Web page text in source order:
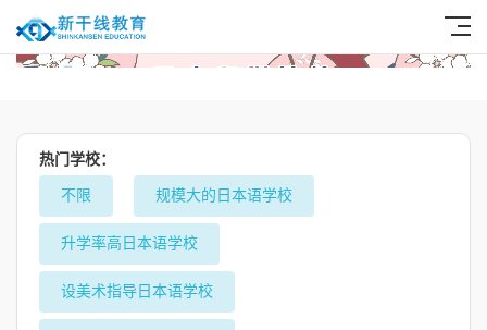
热门学校：
不限 规模大的日本语学校
升学率高日本语学校
设美术指导日本语学校